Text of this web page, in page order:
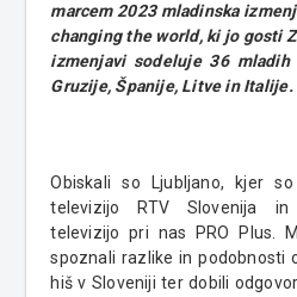
marcem 2023 mladinska
changing the world, ki jo gosti
izmenjavi sodeluje 36 mladih
Gruzije, Španije, Litve in Italije.
Obiskali so Ljubljano, kjer
televizijo RTV Slovenija in
televizijo pri nas PRO Plus.
spoznali razlike in podobnosti
hiš v Sloveniji ter dobili